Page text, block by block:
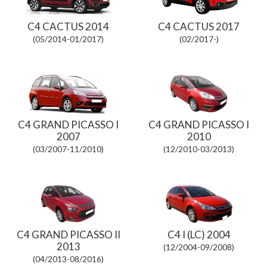
C4 CACTUS 2014
(05/2014-01/2017)
C4 CACTUS 2017
(02/2017-)
C4 GRAND PICASSO I
2007
(03/2007-11/2010)
C4 GRAND PICASSO I
2010
(12/2010-03/2013)
C4 GRAND PICASSO II
2013
(04/2013-08/2016)
C4 I (LC) 2004
(12/2004-09/2008)